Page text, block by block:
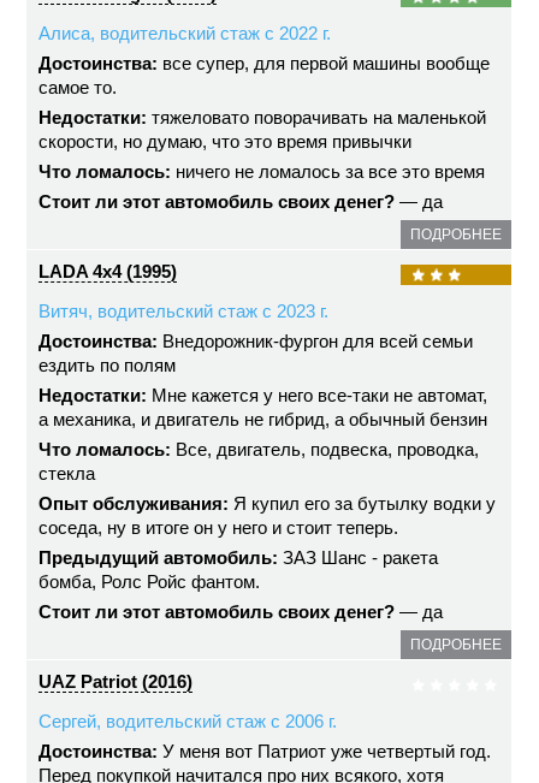
Алиса, водительский стаж с 2022 г.
Достоинства: все супер, для первой машины вообще
самое то.
Недостатки: тяжеловато поворачивать на маленькой
скорости, но думаю, что это время привычки
Что ломалось: ничего не ломалось за все это время
Стоит ли этот автомобиль своих денег? — да
ПОДРОБНЕЕ
LADA 4x4 (1995)
Витяч, водительский стаж с 2023 г.
Достоинства: Внедорожник-фургон для всей семьи
ездить по полям
Недостатки: Мне кажется у него все-таки не автомат,
а механика, и двигатель не гибрид, а обычный бензин
Что ломалось: Все, двигатель, подвеска, проводка,
стекла
Опыт обслуживания: Я купил его за бутылку водки у
соседа, ну в итоге он у него и стоит теперь.
Предыдущий автомобиль: ЗАЗ Шанс - ракета
бомба, Ролс Ройс фантом.
Стоит ли этот автомобиль своих денег? — да
ПОДРОБНЕЕ
UAZ Patriot (2016)
Сергей, водительский стаж с 2006 г.
Достоинства: У меня вот Патриот уже четвертый год.
Перед покупкой начитался про них всякого, хотя